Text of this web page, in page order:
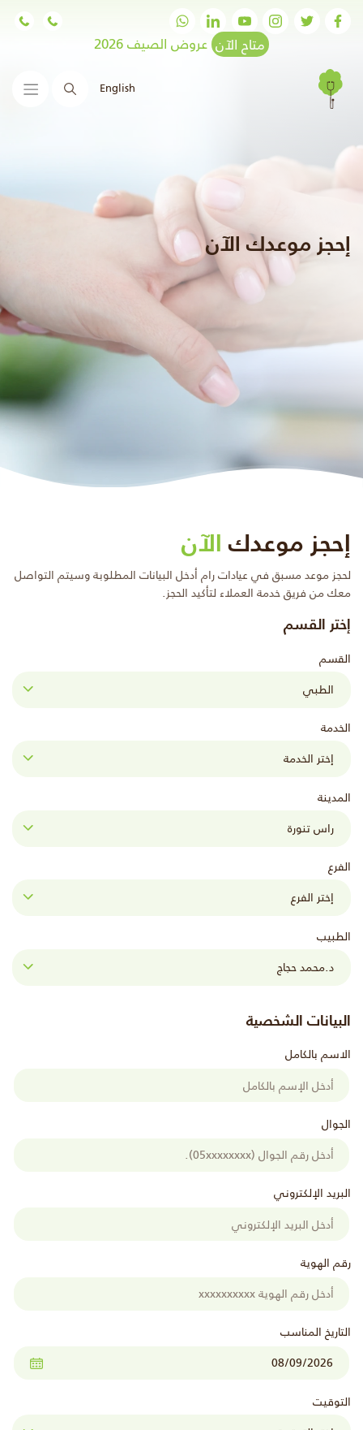
متاح الآن عروض الصيف 2026
English البحث
إحجز موعدك الآن
إحجز موعدكالآن
لحجز موعد مسبق في عيادات رام أدخل البيانات المطلوبة وسيتم التواصل
معك من فريق خدمة العملاء لتأكيد الحجز.
إختر القسم
القسم
الخدمة
المدينة
الفرع
الطبيب
البيانات الشخصية
الاسم بالكامل
الجوال
البريد الإلكتروني
رقم الهوية
التاريخ المناسب
التوقيت